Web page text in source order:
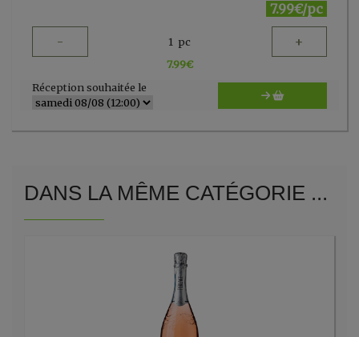
7.99€/pc
- 1 pc +
7.99€
Réception souhaitée le
DANS LA MÊME CATÉGORIE ...